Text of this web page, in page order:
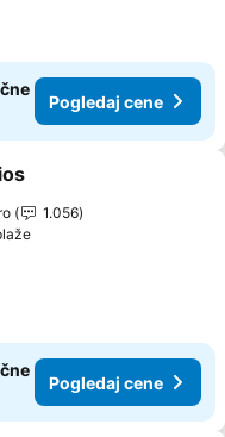
Pogledaj cene
u favorite
1.056
Pogledaj cene